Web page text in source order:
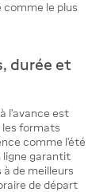
comme le plus
durée et
l'avance est
formats
comme l'été
ligne garantit
de meilleurs
de départ